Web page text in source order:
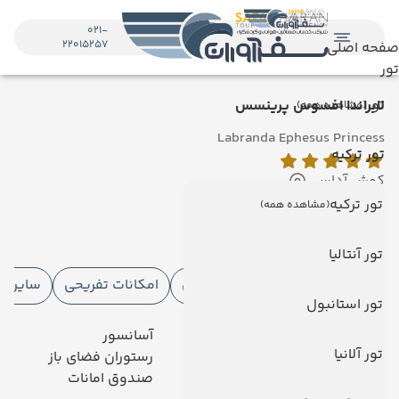
صفحه اصلی
تور
تور(مشاهده همه)
تور ترکیه
تور ترکیه(مشاهده همه)
تور آنتالیا
تور استانبول
تور آلانیا
021-
22015257
لابراندا افسوس پرینسس
Labranda Ephesus Princess
کوش آداسی
نمایش روی نقشه
امکانات هتل
امکانات ورزشی امکانات تفریحی سایر
تلویزیون کابلی/ماهواره‌ای
آسانسور
رستوران فضای باز
صندوق امانات